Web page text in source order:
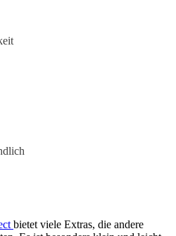
bietet viele Extras, die andere